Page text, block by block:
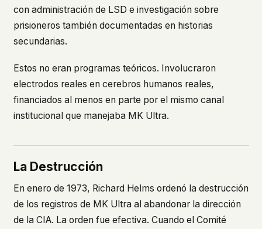
con administración de LSD e investigación sobre
prisioneros también documentadas en historias
secundarias.
Estos no eran programas teóricos. Involucraron
electrodos reales en cerebros humanos reales,
financiados al menos en parte por el mismo canal
institucional que manejaba MK Ultra.
La Destrucción
En enero de 1973, Richard Helms ordenó la destrucción
de los registros de MK Ultra al abandonar la dirección
de la CIA. La orden fue efectiva. Cuando el Comité